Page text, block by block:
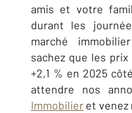
amis et votre
durant les
marché
sachez que les
+2,1 % en 2025
attendre nos
Immobilier et venez